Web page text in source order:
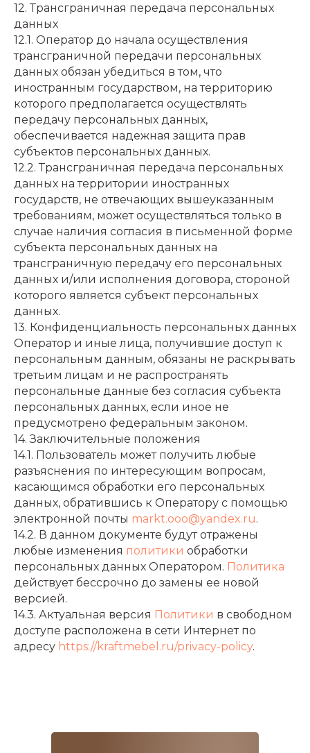
12. Трансграничная передача персональных
данных
12.1. Оператор до начала осуществления
трансграничной передачи персональных
данных обязан убедиться в том, что
иностранным государством, на территорию
которого предполагается осуществлять
передачу персональных данных,
обеспечивается надежная защита прав
субъектов персональных данных.
12.2. Трансграничная передача персональных
данных на территории иностранных
государств, не отвечающих вышеуказанным
требованиям, может осуществляться только в
случае наличия согласия в письменной форме
субъекта персональных данных на
трансграничную передачу его персональных
данных и/или исполнения договора, стороной
которого является субъект персональных
данных.
13. Конфиденциальность персональных данных
Оператор и иные лица, получившие доступ к
персональным данным, обязаны не раскрывать
третьим лицам и не распространять
персональные данные без согласия субъекта
персональных данных, если иное не
предусмотрено федеральным законом.
14. Заключительные положения
14.1. Пользователь может получить любые
разъяснения по интересующим вопросам,
касающимся обработки его персональных
данных, обратившись к Оператору с помощью
электронной почты markt.ooo@yandex.ru.
14.2. В данном документе будут отражены
любые изменения политики обработки
персональных данных Оператором. Политика
действует бессрочно до замены ее новой
версией.
14.3. Актуальная версия Политики в свободном
доступе расположена в сети Интернет по
адресу https://kraftmebel.ru/privacy-policy.